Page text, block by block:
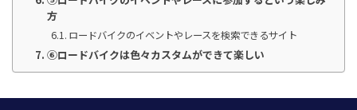
方
ロードバイクのイベントやレースを検索できるサイト
⑥ロードバイクは色々カスタムができて楽しい